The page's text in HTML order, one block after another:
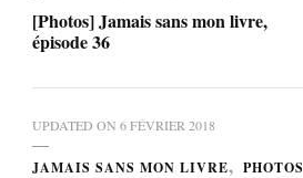
[Photos] Jamais sans mon livre,
épisode 36
UPDATED ON 6 FÉVRIER 2018
JAMAIS SANS MON LIVRE PHOTOS